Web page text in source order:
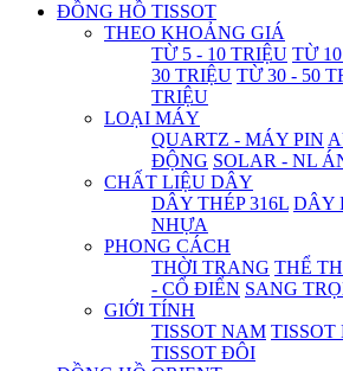
ĐỒNG HỒ TISSOT
THEO KHOẢNG GIÁ
TỪ 5 - 10 TRIỆU TỪ
30 TRIỆU TỪ 30 - 50
TRIỆU
LOẠI MÁY
QUARTZ - MÁY PIN
ĐỘNG SOLAR - NL
CHẤT LIỆU DÂY
DÂY THÉP 316L DÂY
NHỰA
PHONG CÁCH
THỜI TRANG THỂ
- CỔ ĐIỂN SANG
GIỚI TÍNH
TISSOT NAM TISSOT
TISSOT ĐÔI